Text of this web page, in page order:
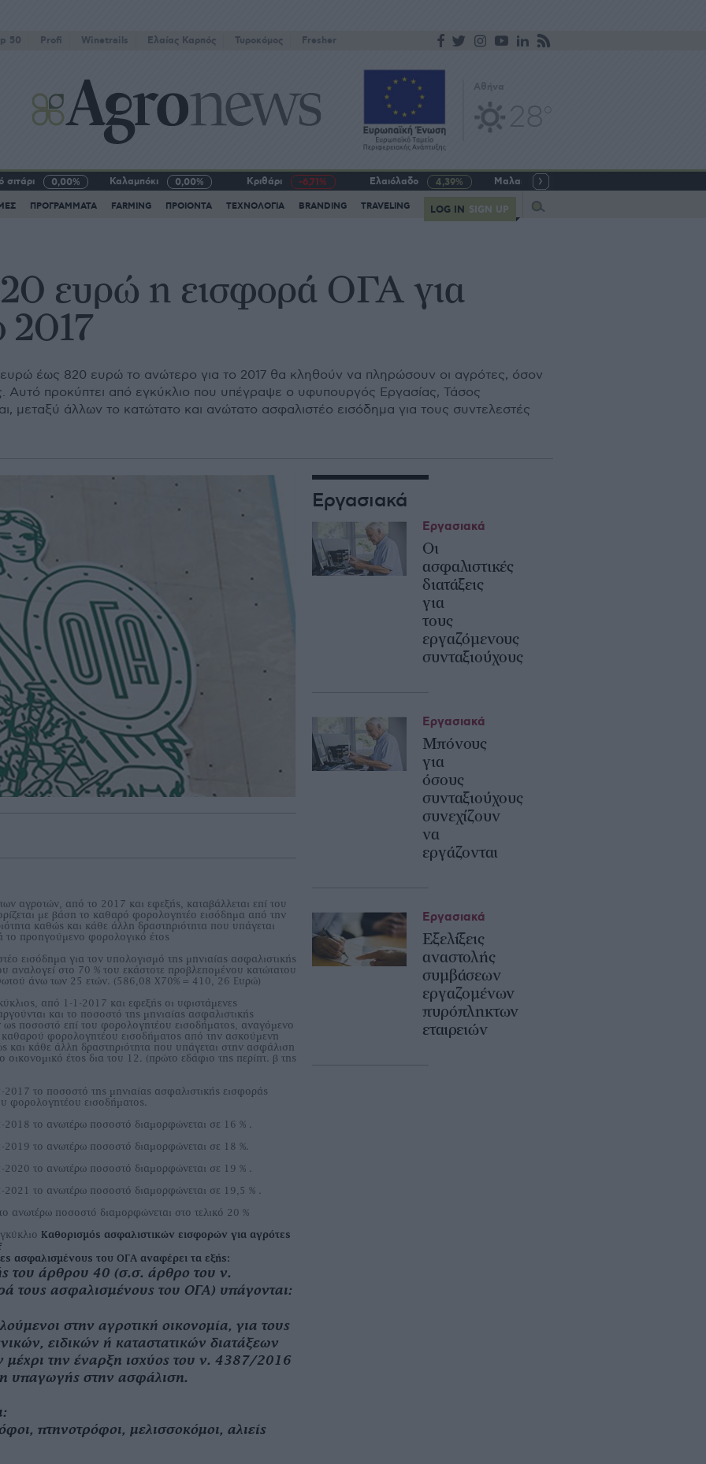
50 Profi Winetrails Eλαίας Καρπός Τυροκόμος Fresher
σιτάρι 0,00% Καλαμπόκι 0,00% Κριθάρι -6,71% Ελαιόλαδο 4,39% Μαλακό σιτάρι
ΠΡΟΓΡΑΜΜΑΤΑ FARMING ΠΡΟΙΟΝΤΑ ΤΕΧΝΟΛΟΓΙΑ BRANDING TRAVELING LOG IN SIGN UP
ευρώ η εισφορά ΟΓΑ για
2017
έως 820 ευρώ το ανώτερο για το 2017 θα κληθούν να πληρώσουν οι αγρότες, όσον
Αυτό προκύπτει από εγκύκλιο που υπέγραψε ο υφυπουργός Εργασίας, Τάσος
μεταξύ άλλων το κατώτατο και ανώτατο ασφαλιστέο εισόδημα για τους συντελεστές
αγροτών, από το 2017 και εφεξής, καταβάλλεται επί του
με βάση το καθαρό φορολογητέο εισόδημα από την
καθώς και κάθε άλλη δραστηριότητα που υπάγεται
προηγούμενο φορολογικό έτος
εισόδημα για τον υπολογισμό της μηνιαίας ασφαλιστικής
αναλογεί στο 70 % του εκάστοτε προβλεπομένου κατώτατου
άνω των 25 ετών. (586,08 Χ70% = 410, 26 Ευρώ)
από 1-1-2017 και εφεξής οι υφιστάμενες
και το ποσοστό της μηνιαίας ασφαλιστικής
ως ποσοστό επί του φορολογητέου εισοδήματος, αναγόμενο
καθαρού φορολογητέου εισοδήματος από την ασκούμενη
και κάθε άλλη δραστηριότητα που υπάγεται στην ασφάλιση
έτος δια του 12. (πρώτο εδάφιο της περίπτ. β της
το ποσοστό της μηνιαίας ασφαλιστικής εισφοράς
φορολογητέου εισοδήματος.
το ανωτέρω ποσοστό διαμορφώνεται σε 16 % .
το ανωτέρω ποσοστό διαμορφώνεται σε 18 %.
το ανωτέρω ποσοστό διαμορφώνεται σε 19 % .
το ανωτέρω ποσοστό διαμορφώνεται σε 19,5 % .
ανωτέρω ποσοστό διαμορφώνεται στο τελικό 20 %
Καθορισμός ασφαλιστικών εισφορών για αγρότες
ασφαλισμένους του ΟΓΑ αναφέρει τα εξής:
του άρθρου 40 (σ.σ. άρθρο του ν.
τους ασφαλισμένους του ΟΓΑ) υπάγονται:
στην αγροτική οικονομία, για τους
ειδικών ή καταστατικών διατάξεων
μέχρι την έναρξη ισχύος του ν. 4387/2016
υπαγωγής στην ασφάλιση.
πτηνοτρόφοι, μελισσοκόμοι, αλιείς
Εργασιακά
Οι
ασφαλιστικές
διατάξεις
για
τους
εργαζόμενους
συνταξιούχους
Εργασιακά
Μπόνους
για
όσους
συνταξιούχους
συνεχίζουν
να
εργάζονται
Εργασιακά
Εξελίξεις
αναστολής
συμβάσεων
εργαζομένων
πυρόπληκτων
εταιρειών
Εργασιακά